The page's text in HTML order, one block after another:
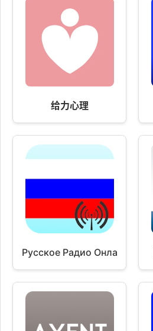
给力心理
Русское Радио Онлайн